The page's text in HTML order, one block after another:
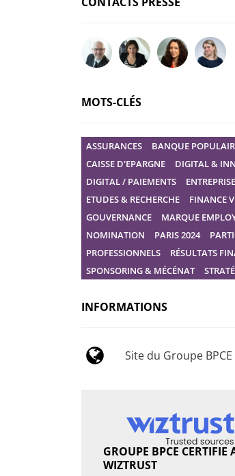
Poser votre question à Christophe
Poser votre question à
Poser votrePoser
MOTS-CLÉS
ASSURANCES
BANQUE
CAISSE D'EPARGNE
DIGITAL &
DIGITAL / PAIEMENTS
ETUDES & RECHERCHE
FINANCE
GOUVERNANCE
MARQUE
NOMINATION
PARIS 2024
PROFESSIONNELS
RÉSULTATS
SPONSORING & MÉCÉNAT
INFORMATIONS
Site du Groupe BPCE
GROUPE BPCE CERTIFIE
WIZTRUST